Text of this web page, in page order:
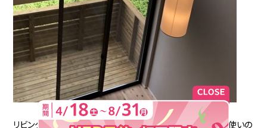
リビング続きの和室は、落ち着いたデザインでありながら、2色使いの